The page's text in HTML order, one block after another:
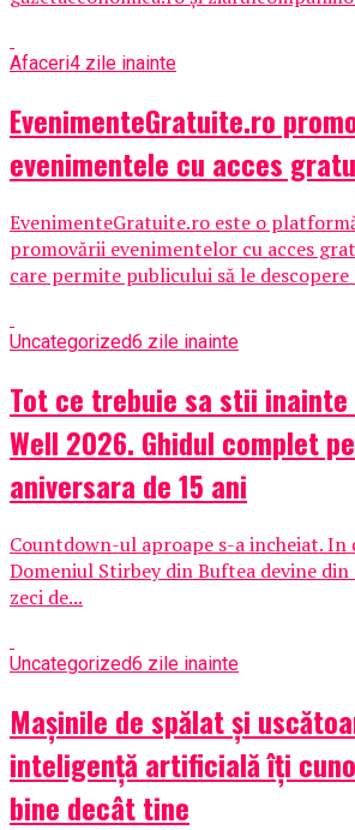
Afaceri4 zile inainte
EvenimenteGratuite.ro
evenimentele cu acces
EvenimenteGratuite.ro este o
promovării evenimentelor cu acces
care permite publicului să le descopere
Uncategorized6 zile inainte
Tot ce trebuie sa stii inainte
Well 2026. Ghidul complet
aniversara de 15 ani
Countdown-ul aproape s-a incheiat. In
Domeniul Stirbey din Buftea devine
zeci de...
Uncategorized6 zile inainte
Mașinile de spălat și
inteligență artificială îți
bine decât tine